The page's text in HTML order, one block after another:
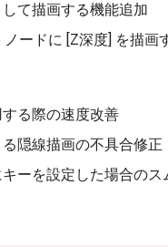
て描画する機能追加
ードに [Z深度] を描画
る際の速度改善
隠線描画の不具合修正
ーを設定した場合の